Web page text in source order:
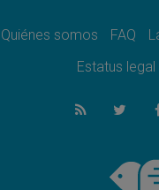
del
se
crisis
Quiénes somos FAQ
Estatus legal